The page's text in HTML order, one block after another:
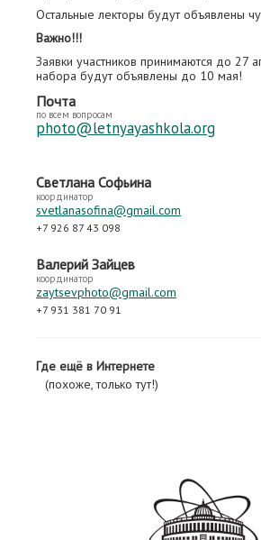
Остальные лекторы будут объявлены
Важно!!!
Заявки участников принимаются до 27
набора будут объявлены до 10 мая!
Почта
по всем вопросам
photo@letnyayashkola.org
Светлана Софьина
координатор
svetlanasofina@gmail.com
+7 926 87 43 098
Валерий Зайцев
координатор
zaytsevphoto@gmail.com
+7 931 381 70 91
Где ещё в Интернете
(похоже, только тут!)